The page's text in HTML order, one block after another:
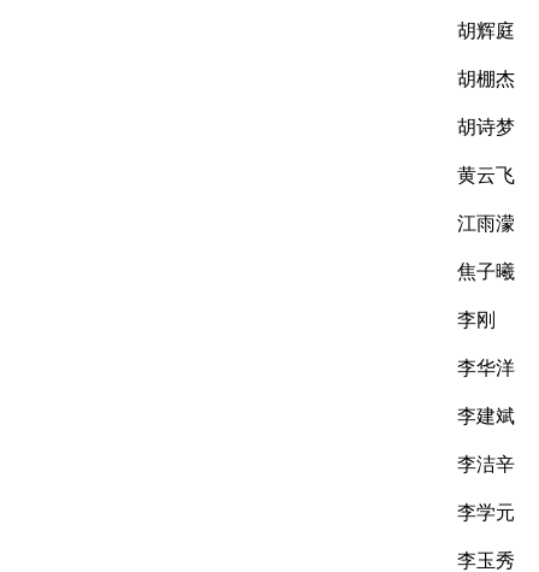
胡辉庭
胡棚杰
胡诗梦
黄云飞
江雨濛
焦子曦
李刚
李华洋
李建斌
李洁辛
李学元
李玉秀